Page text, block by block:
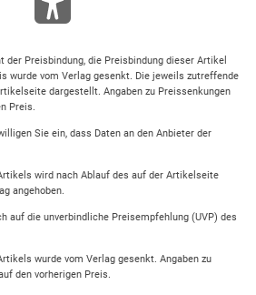
der Preisbindung, die Preisbindung dieser Artikel
wurde vom Verlag gesenkt. Die jeweils zutreffende
dargestellt. Angaben zu Preissenkungen
Preis.
Sie ein, dass Daten an den Anbieter der
wird nach Ablauf des auf der Artikelseite
angehoben.
auf die unverbindliche Preisempfehlung (UVP) des
wurde vom Verlag gesenkt. Angaben zu
den vorherigen Preis.